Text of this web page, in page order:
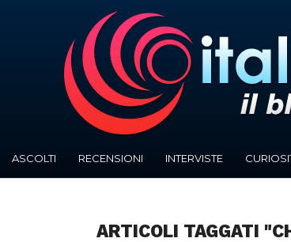
ASCOLTI RECENSIONI INTERVISTE
ARTICOLI TAGGATI